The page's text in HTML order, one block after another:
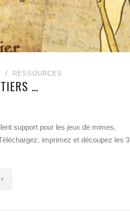
RESSOURCES
…
support pour les jeux de mimes,
imprimez et découpez les 3